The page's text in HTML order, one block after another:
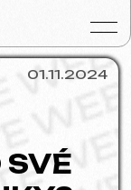
Služby a ceny